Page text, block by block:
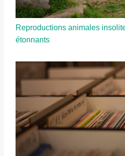
Reproductions animales
étonnants